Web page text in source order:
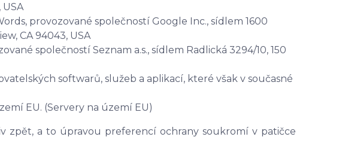
provozované společností Google Inc., sídlem 1600
CA 94043, USA
společností Seznam a.s., sídlem Radlická 3294/10, 150
softwarů, služeb a aplikací, které však v současné
EU. (Servery na území EU)
zpět, a to úpravou preferencí ochrany soukromí v patičce